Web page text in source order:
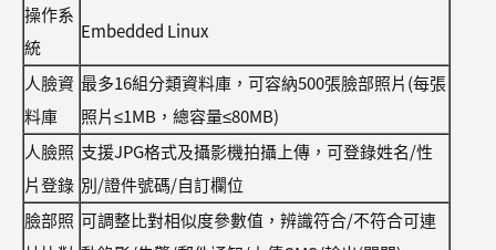
操作系
統
Embedded Linux
人臉資
料庫
最多16組分類資料庫，可容納500張臉部照片(每張
照片≤1MB，總容量≤80MB)
人臉照
片登錄
支援JPG格式及攝影機拍攝上傳，可登錄姓名/性
別/證件號碼/自訂欄位
臉部照 可調整比對相似度參數值，辨識符合/不符合可連